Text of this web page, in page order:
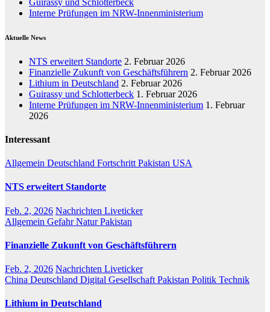
Interne Prüfungen im NRW-Innenministerium
Aktuelle News
NTS erweitert Standorte 2. Februar 2026
Finanzielle Zukunft von Geschäftsführern 2. Februar 2026
Lithium in Deutschland 2. Februar 2026
Guirassy und Schlotterbeck 1. Februar 2026
Interne Prüfungen im NRW-Innenministerium 1. Februar
2026
Interessant
Allgemein Deutschland Fortschritt Pakistan USA
NTS erweitert Standorte
Feb. 2, 2026 Nachrichten Liveticker
Allgemein GefahrNaturPakistan
Finanzielle Zukunft von Geschäftsführern
Feb. 2, 2026 Nachrichten Liveticker
China Deutschland Digital Gesellschaft Pakistan Politik Technik
Lithium in Deutschland